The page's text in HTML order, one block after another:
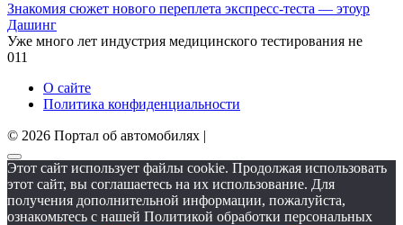
Знакомия сюжет нового переплета экспресс-теста — этоур
Дашинг
Уже много лет индустрия медицинского тестирования не
011
О сайте
Политика конфиденциальности
© 2026 Портал об автомобилях |
Этот сайт использует файлы cookie. Продолжая использовать
этот сайт, вы соглашаетесь на их использование. Для
получения дополнительной информации, пожалуйста,
ознакомьтесь с нашей Политикой обработки персональных